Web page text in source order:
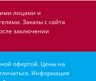
лицами и
Заказы с сайта
заключении
офертой. Цены на
Информация